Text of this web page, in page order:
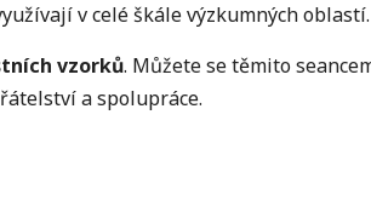
v celé škále výzkumných oblastí.
vzorků. Můžete se těmito
a spolupráce.